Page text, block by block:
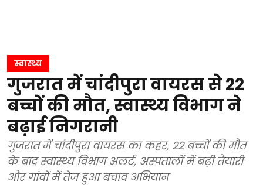
स्वास्थ्य
गुजरात में चांदीपुरा वायरस से 22
बच्चों की मौत, स्वास्थ्य विभाग ने
बढ़ाई निगरानी
गुजरात में चांदीपुरा वायरस का कहर, 22 बच्चों की मौत
के बाद स्वास्थ्य विभाग अलर्ट, अस्पतालों में बढ़ी तैयारी
और गांवों में तेज हुआ बचाव अभियान